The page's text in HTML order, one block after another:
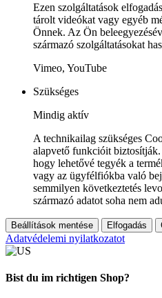
Ezen szolgáltatások
tárolt videókat vagy egyéb
Önnek. Az Ön
származó szolgáltatásokat
Vimeo, YouTube
Szükséges
Mindig aktív
A technikailag szükséges
alapvető funkcióit
hogy lehetővé tegyék a
vagy az ügyfélfiókba való
semmilyen következtetés
származó adatot soha nem
Beállítások mentése Elfogadás
Adatvédelemi nyilatkozatot
Bist du im richtigen Shop?